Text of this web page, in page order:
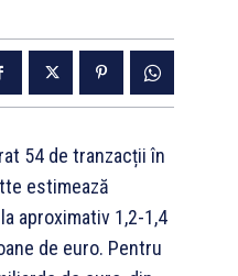
54 de tranzacții în
estimează
aproximativ 1,2-1,4
de euro. Pentru